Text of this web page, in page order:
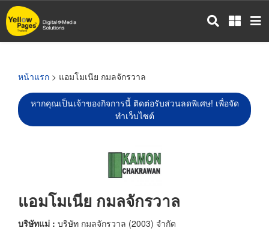
ข้าม
ไป
หน้าแรก > แอมโมเนีย กมลจักรวาล
หากคุณเป็นเจ้าของกิจการนี้ ติดต่อรับส่วนลดพิเศษ! เพื่อจัด
ทำเว็บไซต์
แอมโมเนีย กมลจักรวาล
บริษัทแม่ : บริษัท กมลจักรวาล (2003) จำกัด